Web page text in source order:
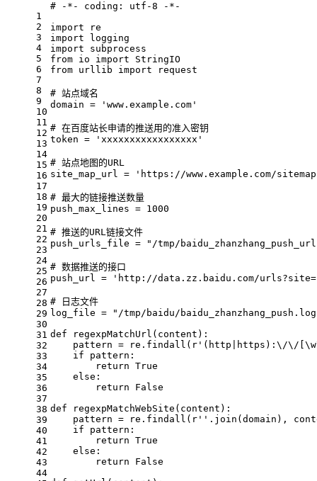
1
2
3
4
5
6
7
8
9
10
11
12
13
14
15
16
17
18
19
20
21
22
23
24
25
26
27
28
29
30
31
32
33
34
35
36
37
38
39
40
41
42
43
44
# -*- coding: utf-8 -*-
import re
import logging
import subprocess
from io import StringIO
from urllib import request
# 站点域名
domain =
'www.example.com'
# 在百度站长申请的推送用的准入密钥
token =
'xxxxxxxxxxxxxxxxx'
# 站点地图的URL
site_map_url =
'https://www.example.com/
# 最大的链接推送数量
push_max_lines = 1000
# 推送的URL链接文件
push_urls_file =
"/tmp/
# 数据推送的接口
push_url =
'http://data.zz.baidu.com/
# 日志文件
log_file =
"/tmp/baidu/
def
regexpMatchUrl ( content ):
    pattern = re.findall(
r'(http|https):\/\/[\w\-
if pattern:
return True
else :
return
False
def
regexpMatchWebSite ( content ):
    pattern = re.findall(
r'' .join(domain),
if pattern:
return True
else :
return
False